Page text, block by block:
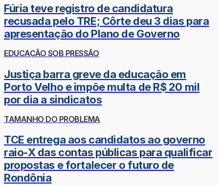
Fúria teve registro de candidatura
recusada pelo TRE; Côrte deu 3 dias para
apresentação do Plano de Governo
EDUCAÇÃO SOB PRESSÃO
Justiça barra greve da educação em
Porto Velho e impõe multa de R$ 20 mil
por dia a sindicatos
TAMANHO DO PROBLEMA
TCE entrega aos candidatos ao governo
raio-X das contas públicas para qualificar
propostas e fortalecer o futuro de
Rondônia